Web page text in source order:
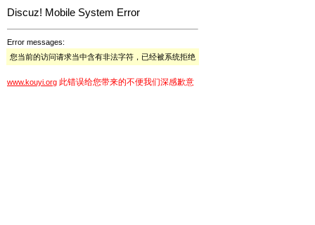
Discuz! Mobile System Error
Error messages:
您当前的访问请求当中含有非法字符，已经被系统拒绝
www.kouyi.org 此错误给您带来的不便我们深感歉意